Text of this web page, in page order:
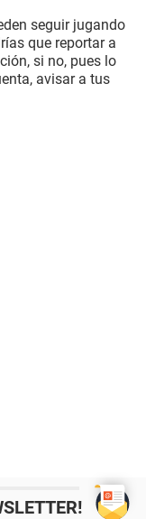
seguir jugando
que reportar a
si no, pues lo
avisar a tus